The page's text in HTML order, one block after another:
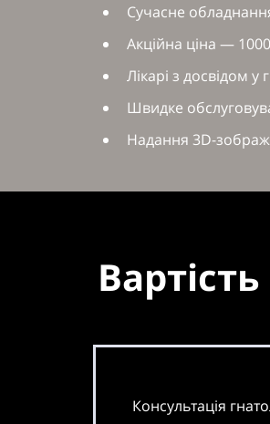
Сучасне
Акційна ціна —
Лікарі з досвідом у
Швидке
Надання 3D-
Консультація